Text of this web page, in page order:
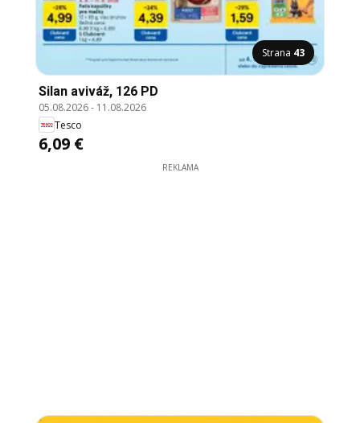
Strana 43
Silan aviváž, 126 PD
05.08.2026- 11.08.2026
Tesco
6,09 €
REKLAMA